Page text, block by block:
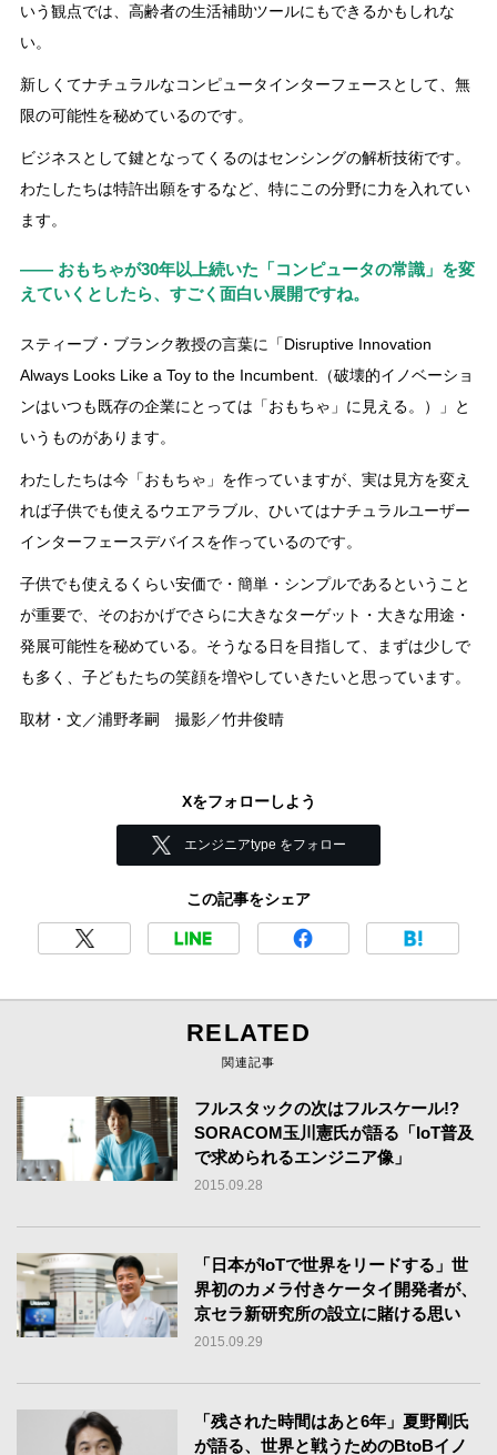
いう観点では、高齢者の生活補助ツールにもできるかもしれな
い。
新しくてナチュラルなコンピュータインターフェースとして、無
限の可能性を秘めているのです。
ビジネスとして鍵となってくるのはセンシングの解析技術です。
わたしたちは特許出願をするなど、特にこの分野に力を入れてい
ます。
―― おもちゃが30年以上続いた「コンピュータの常識」を変
えていくとしたら、すごく面白い展開ですね。
スティーブ・ブランク教授の言葉に「Disruptive Innovation
Always Looks Like a Toy to the Incumbent.（破壊的イノベーショ
ンはいつも既存の企業にとっては「おもちゃ」に見える。）」と
いうものがあります。
わたしたちは今「おもちゃ」を作っていますが、実は見方を変え
れば子供でも使えるウエアラブル、ひいてはナチュラルユーザー
インターフェースデバイスを作っているのです。
子供でも使えるくらい安価で・簡単・シンプルであるということ
が重要で、そのおかげでさらに大きなターゲット・大きな用途・
発展可能性を秘めている。そうなる日を目指して、まずは少しで
も多く、子どもたちの笑顔を増やしていきたいと思っています。
取材・文／浦野孝嗣 撮影／竹井俊晴
Xをフォローしよう
エンジニアtype をフォロー
この記事をシェア
RELATED
関連記事
フルスタックの次はフルスケール!?
SORACOM玉川憲氏が語る「IoT普及
で求められるエンジニア像」
2015.09.28
「日本がIoTで世界をリードする」世
界初のカメラ付きケータイ開発者が、
京セラ新研究所の設立に賭ける思い
2015.09.29
「残された時間はあと6年」夏野剛氏
が語る、世界と戦うためのBtoBイノ